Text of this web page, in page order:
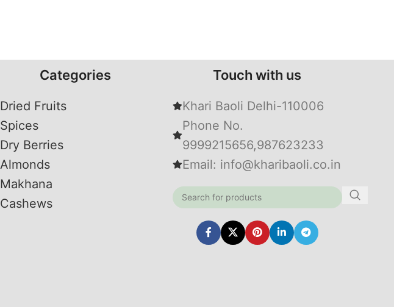
Categories
Dried Fruits
Spices
Dry Berries
Almonds
Makhana
Cashews
Touch with us
Khari Baoli Delhi-110006
Phone No.
9999215656,987623233
Email: info@kharibaoli.co.in